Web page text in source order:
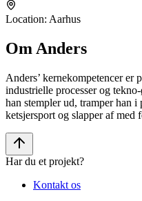
Location: Aarhus
Om Anders
Anders’ kernekompetencer er
industrielle processer og
han stempler ud, tramper han
ketsjersport og slapper af med
Har du et projekt?
Kontakt os